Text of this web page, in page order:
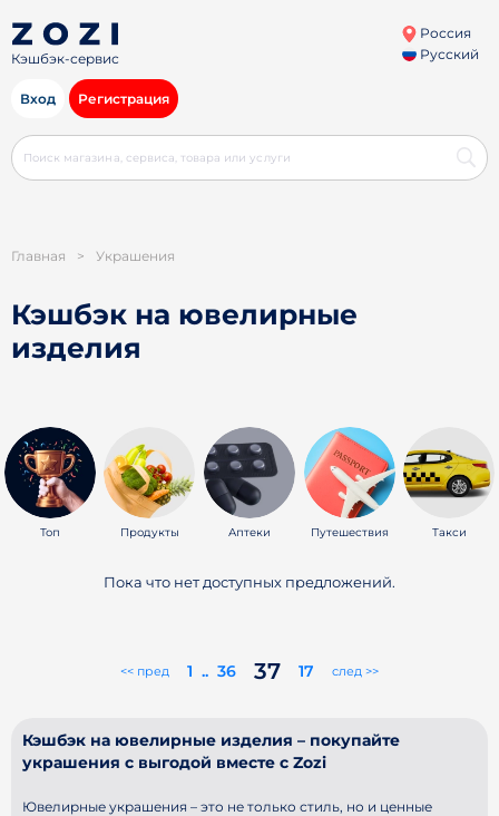
Кэшбэк-сервис
Россия
Русский
Вход Регистрация
Главная > Украшения
Кэшбэк на ювелирные
изделия
Топ Продукты Аптеки Путешествия Такси
Пока что нет доступных предложений.
<< пред 1 .. 36 37 17 след >>
Кэшбэк на ювелирные изделия – покупайте
украшения с выгодой вместе с Zozi
Ювелирные украшения – это не только стиль, но и ценные